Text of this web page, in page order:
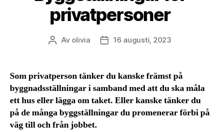
privatpersoner
Inläggsförfattare
Av olivia Inläggsdatum
16 augusti, 2023
Som privatperson tänker du kanske främst på
byggnadsställningar i samband med att du ska måla
ett hus eller lägga om taket. Eller kanske tänker du
på de många byggställningar du promenerar förbi på
väg till och från jobbet.